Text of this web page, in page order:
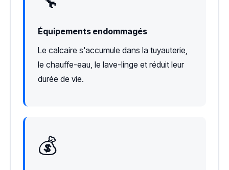
Équipements endommagés
Le calcaire s'accumule dans la tuyauterie,
le chauffe-eau, le lave-linge et réduit leur
durée de vie.
💰